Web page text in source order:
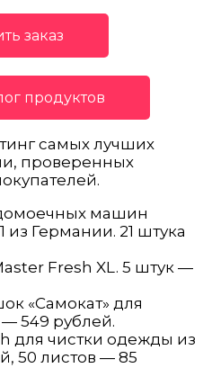
заказ
продуктов
самых лучших
проверенных
машин
из Германии. 21 штука
Fresh XL. 5 штук —
«Самокат» для
— 549 рублей.
для чистки одежды из
50 листов — 85